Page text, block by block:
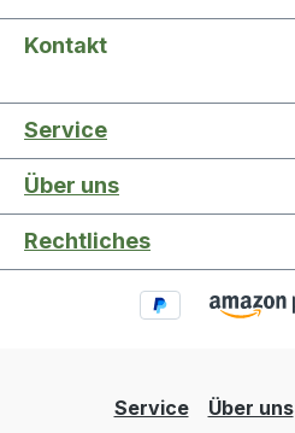
Kontakt
Service
Über uns
Rechtliches
Service Über uns